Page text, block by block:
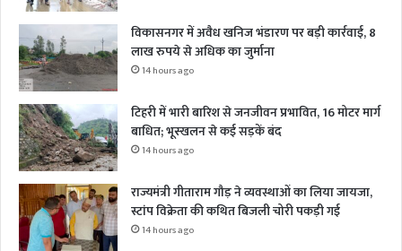
विकासनगर में अवैध खनिज भंडारण पर बड़ी कार्रवाई, 8
लाख रुपये से अधिक का जुर्माना
14 hours ago
टिहरी में भारी बारिश से जनजीवन प्रभावित, 16 मोटर मार्ग
बाधित; भूस्खलन से कई सड़कें बंद
14 hours ago
राज्यमंत्री गीताराम गौड़ ने व्यवस्थाओं का लिया जायजा,
स्टांप विक्रेता की कथित बिजली चोरी पकड़ी गई
14 hours ago